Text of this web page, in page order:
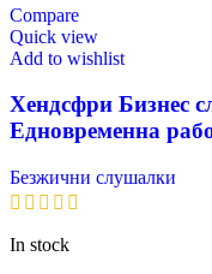
Compare
Quick view
Add to wishlist
Хендсфри Бизнес
Едновременна
Безжични слушалки
In stock